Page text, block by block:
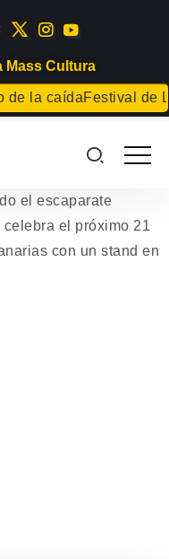
Mass Cultura
caída Festival de
2026
el escaparate
el próximo 21
con un stand en